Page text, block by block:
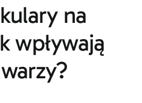
na
wpływają